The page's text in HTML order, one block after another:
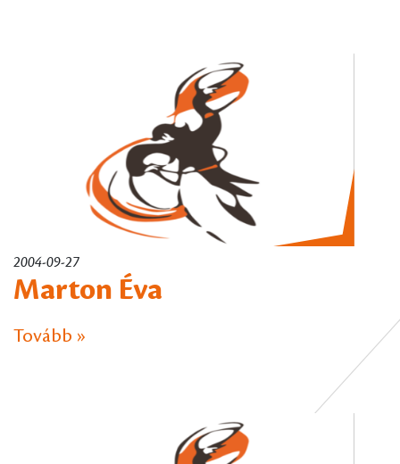
2004-09-27
Marton Éva
Tovább »